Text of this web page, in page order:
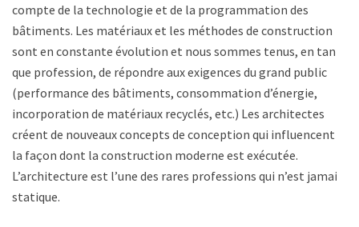
compte de la technologie et de la programmation des
bâtiments. Les matériaux et les méthodes de construction
sont en constante évolution et nous sommes tenus, en tant
que profession, de répondre aux exigences du grand public
(performance des bâtiments, consommation d’énergie,
incorporation de matériaux recyclés, etc.) Les architectes
créent de nouveaux concepts de conception qui influencent
la façon dont la construction moderne est exécutée.
L’architecture est l’une des rares professions qui n’est jamais
statique.